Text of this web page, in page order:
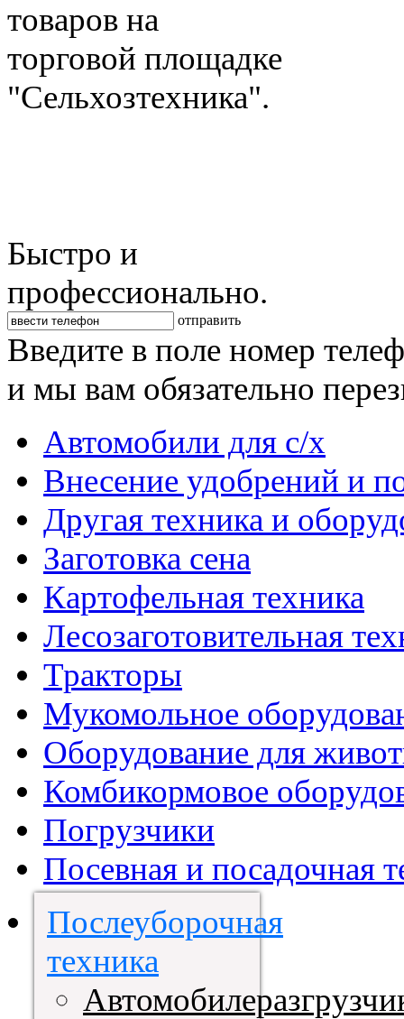
товаров на
торговой площадке
"Сельхозтехника".
Быстро и
профессионально.
отправить
Введите в поле номер
и мы вам обязательно
Автомобили для с/х
Внесение удобрений и
Другая техника и
Заготовка сена
Картофельная техника
Лесозаготовительная
Тракторы
Мукомольное
Оборудование для
Комбикормовое
Погрузчики
Посевная и посадочная
Послеуборочная
техника